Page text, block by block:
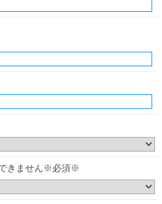
きません※必須※